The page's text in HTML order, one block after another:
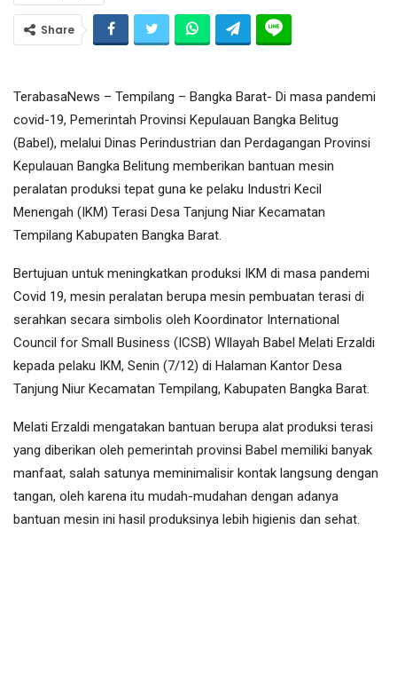
Share
TerabasaNews – Tempilang – Bangka Barat- Di masa pandemi
covid-19, Pemerintah Provinsi Kepulauan Bangka Belitug
(Babel), melalui Dinas Perindustrian dan Perdagangan Provinsi
Kepulauan Bangka Belitung memberikan bantuan mesin
peralatan produksi tepat guna ke pelaku Industri Kecil
Menengah (IKM) Terasi Desa Tanjung Niar Kecamatan
Tempilang Kabupaten Bangka Barat.
Bertujuan untuk meningkatkan produksi IKM di masa pandemi
Covid 19, mesin peralatan berupa mesin pembuatan terasi di
serahkan secara simbolis oleh Koordinator International
Council for Small Business (ICSB) WIlayah Babel Melati Erzaldi
kepada pelaku IKM, Senin (7/12) di Halaman Kantor Desa
Tanjung Niur Kecamatan Tempilang, Kabupaten Bangka Barat.
Melati Erzaldi mengatakan bantuan berupa alat produksi terasi
yang diberikan oleh pemerintah provinsi Babel memiliki banyak
manfaat, salah satunya meminimalisir kontak langsung dengan
tangan, oleh karena itu mudah-mudahan dengan adanya
bantuan mesin ini hasil produksinya lebih higienis dan sehat.